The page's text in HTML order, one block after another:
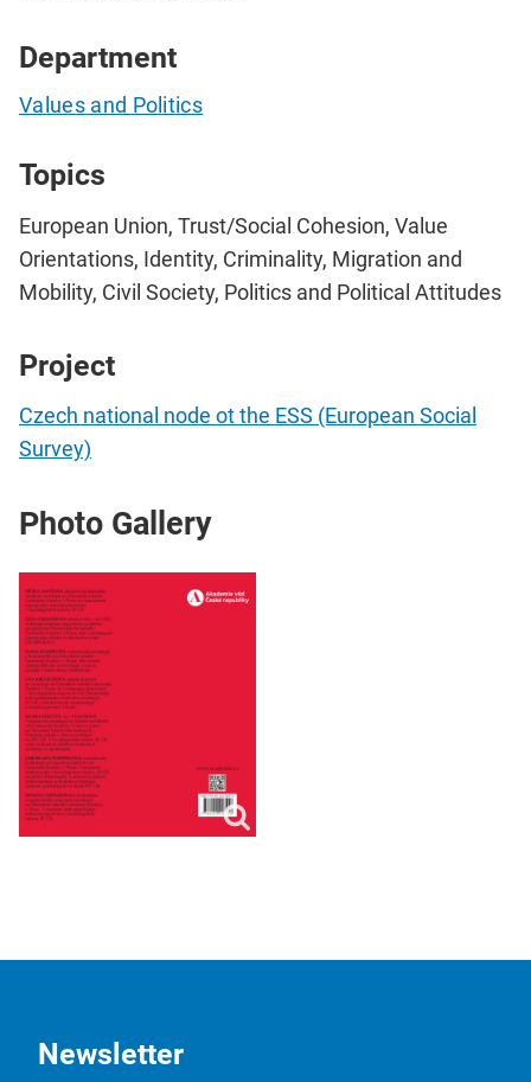
Department
Values and Politics
Topics
European Union, Trust/Social Cohesion, Value
Orientations, Identity, Criminality, Migration and
Mobility, Civil Society, Politics and Political Attitudes
Project
Czech national node ot the ESS (European Social
Survey)
Photo Gallery
Newsletter